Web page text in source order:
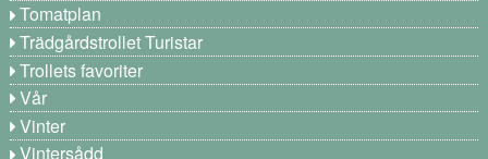
Tomatplan
Trädgårdstrollet Turistar
Trollets favoriter
Vår
Vinter
Vintersådd